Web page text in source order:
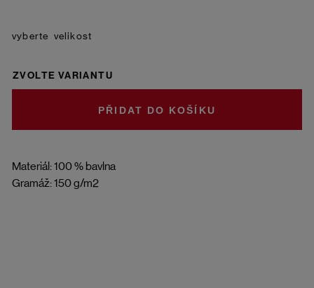
Materiál: 100 % bavlna
Gramáž: 150 g/m2
velikost
ZVOLTE VARIANTU
DO KOŠÍKU